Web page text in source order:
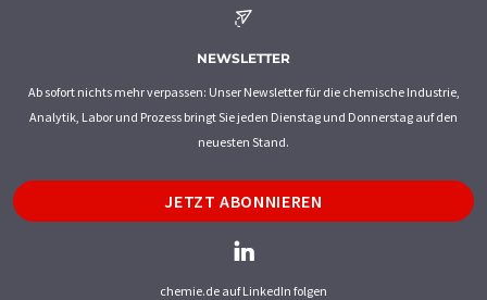
NEWSLETTER
Ab sofort nichts mehr verpassen: Unser Newsletter für die chemische Industrie,
Analytik, Labor und Prozess bringt Sie jeden Dienstag und Donnerstag auf den
neuesten Stand.
JETZT ABONNIEREN
chemie.de auf LinkedIn folgen